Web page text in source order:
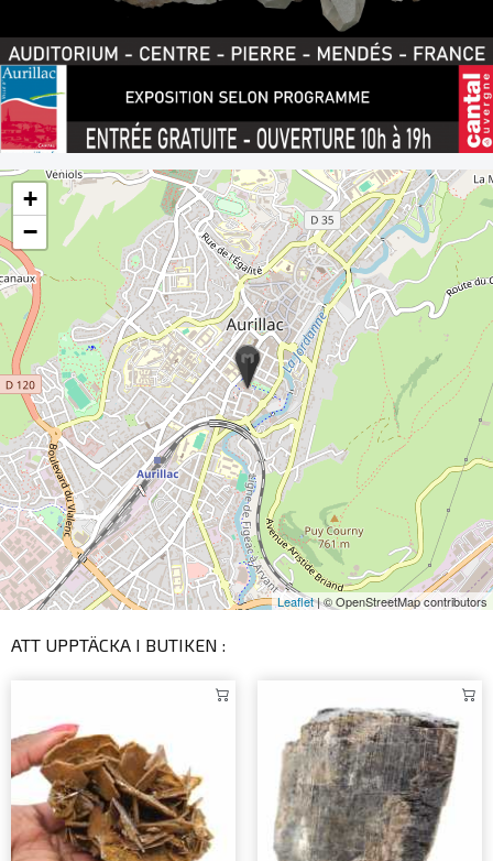
+
−
Leaflet| © OpenStreetMap contributors
ATT UPPTÄCKA I BUTIKEN :